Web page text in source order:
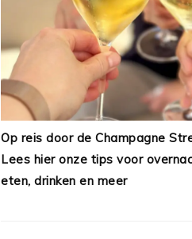
Op reis door de Champagne
Lees hier onze tips voor
eten, drinken en meer